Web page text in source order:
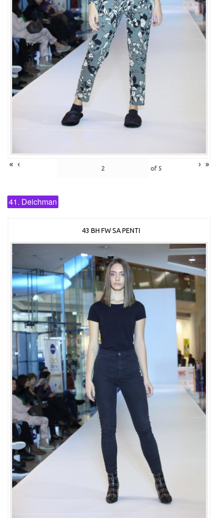
« ‹ of 5 › »
41. Deichman
43 BH FW SA PENTI